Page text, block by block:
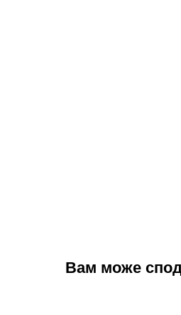
Вам може